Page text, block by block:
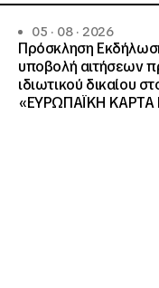
05 · 08 · 2026
Πρόσκληση
υποβολή αιτήσεων
ιδιωτικού δικαίου
«ΕΥΡΩΠΑΪΚΗ ΚΑΡΤΑ